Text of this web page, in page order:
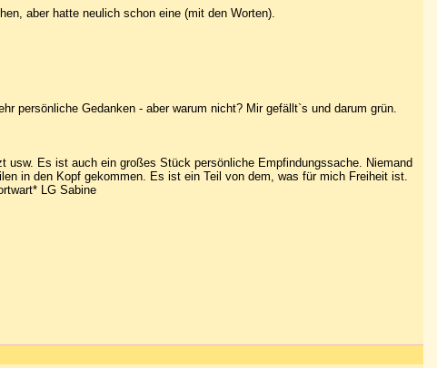
aber hatte neulich schon eine (mit den Worten).
persönliche Gedanken - aber warum nicht? Mir gefällt`s und darum grün.
Es ist auch ein großes Stück persönliche Empfindungssache. Niemand
in den Kopf gekommen. Es ist ein Teil von dem, was für mich Freiheit ist.
LG Sabine